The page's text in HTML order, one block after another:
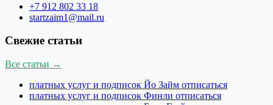
+7 912 802 33 18
startzaim1@mail.ru
Свежие статьи
Все статьи →
платных услуг и подписок Йо Займ отписаться
платных услуг и подписок Финли отписаться